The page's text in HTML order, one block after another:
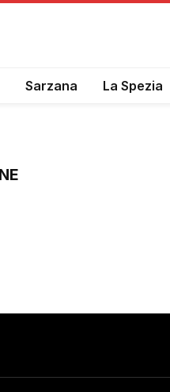
Sarzana La Spezia